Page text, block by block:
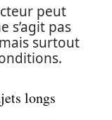
peut
s’agit pas
surtout
longs